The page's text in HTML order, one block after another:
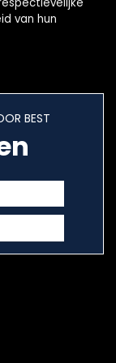
van hun
BEST